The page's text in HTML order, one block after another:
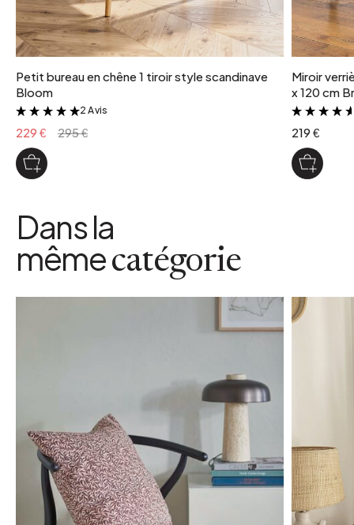
Petit bureau en chêne 1 tiroir style scandinave
Bloom
&
2 Avis
229 € 295 €
Miroir
x 120 cm
219 €
Dans la
mêmecatégorie